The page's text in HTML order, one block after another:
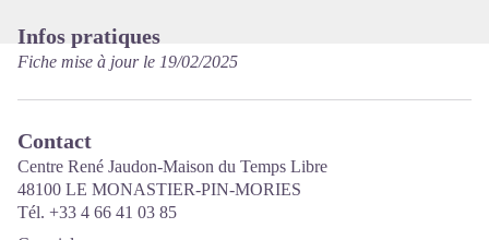
Infos pratiques
Fiche mise à jour le 19/02/2025
Contact
Centre René Jaudon-Maison du Temps Libre
48100 LE MONASTIER-PIN-MORIES
Tél. +33 4 66 41 03 85